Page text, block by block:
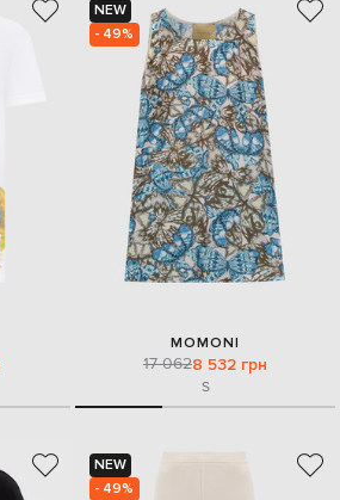
NEW
- 49%
MOMONI
17 0628 532 грн
S
NEW
- 49%